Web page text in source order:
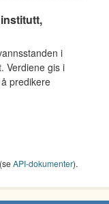
i
Verdiene gis i
predikere
(seAPI-dokumenter).